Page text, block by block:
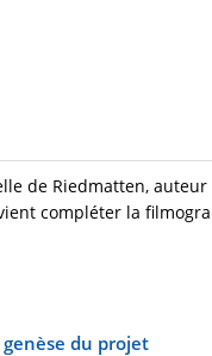
de Riedmatten,
compléter la
du projet